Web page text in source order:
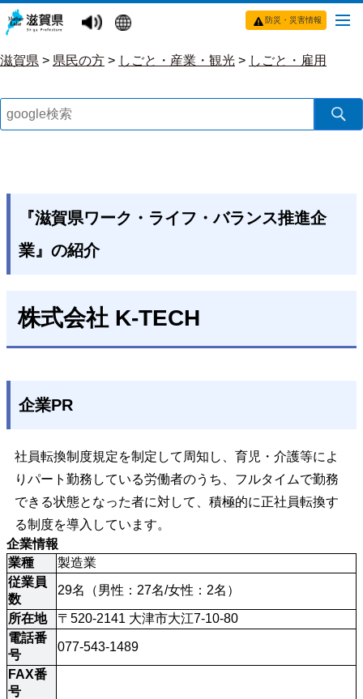
防災・災害情報
滋賀県 > 県民の方 > しごと・産業・観光 > しごと・雇用
『滋賀県ワーク・ライフ・バランス推進企
業』の紹介
株式会社 K-TECH
企業PR
社員転換制度規定を制定して周知し、育児・介護等によ
りパート勤務している労働者のうち、フルタイムで勤務
できる状態となった者に対して、積極的に正社員転換す
る制度を導入しています。
企業情報
業種
製造業
従業員
数
29名（男性：27名/女性：2名）
所在地
〒520-2141 大津市大江7-10-80
電話番
号
077-543-1489
FAX番
号